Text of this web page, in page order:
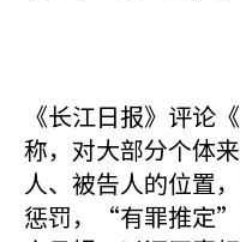
《长江日报》评论
称，对大部分个体
人、被告人的位置
惩罚，“有罪推定